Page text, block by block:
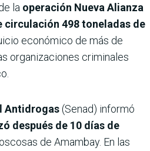
la operación Nueva Alianza
circulación 498 toneladas de
económico de más de
organizaciones criminales
Antidrogas(Senad) informó
después de 10 días de
de Amambay. En las